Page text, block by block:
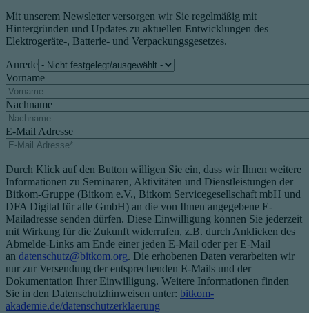
Mit unserem Newsletter versorgen wir Sie regelmäßig mit
Hintergründen und Updates zu aktuellen Entwicklungen des
Elektrogeräte-, Batterie- und Verpackungsgesetzes.
Anrede
Vorname
Nachname
E-Mail Adresse
Durch Klick auf den Button willigen Sie ein, dass wir Ihnen weitere
Informationen zu Seminaren, Aktivitäten und Dienstleistungen der
Bitkom-Gruppe (Bitkom e.V., Bitkom Servicegesellschaft mbH und
DFA Digital für alle GmbH) an die von Ihnen angegebene E-
Mailadresse senden dürfen. Diese Einwilligung können Sie jederzeit
mit Wirkung für die Zukunft widerrufen, z.B. durch Anklicken des
Abmelde-Links am Ende einer jeden E-Mail oder per E-Mail
an datenschutz@bitkom.org. Die erhobenen Daten verarbeiten wir
nur zur Versendung der entsprechenden E-Mails und der
Dokumentation Ihrer Einwilligung. Weitere Informationen finden
Sie in den Datenschutzhinweisen unter: bitkom-
akademie.de/datenschutzerklaerung